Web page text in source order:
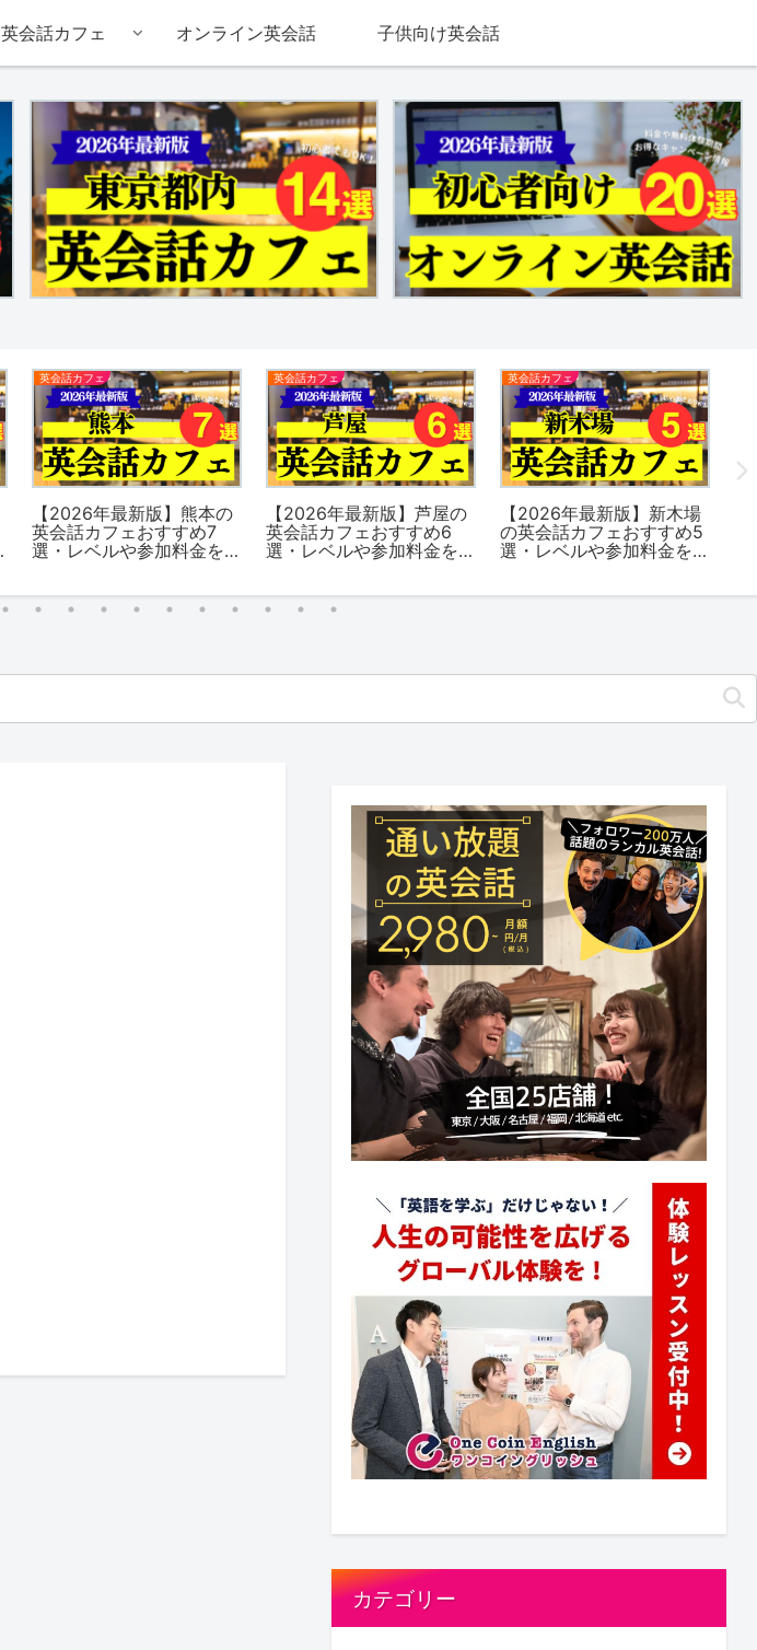
英会話カフェ オンライン英会話 子供向け英会話
英会話カフェ
【2026年最新版】熊本の
英会話カフェおすすめ7
選・レベルや参加料金を
英会話カフェ
【2026年最新版】芦屋の
英会話カフェおすすめ6
選・レベルや参加料金を
英会話カフェ
【2026年最新版】新木場
の英会話カフェおすすめ5
選・レベルや参加料金を
カテゴリー